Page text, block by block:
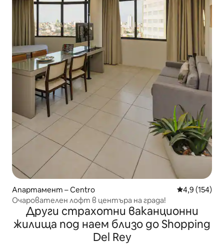
Апартамент – Centro Средна
4,9 (154)
Очарователен лофт в центъра на града!
Други страхотни ваканционни
жилища под наем близо до Shopping
Del Rey